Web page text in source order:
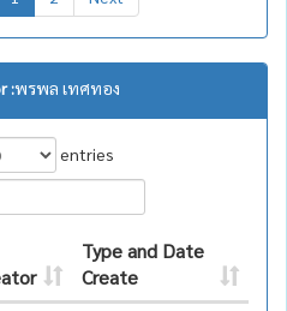
:พรพล เทศทอง
entries
Type and Date
Create